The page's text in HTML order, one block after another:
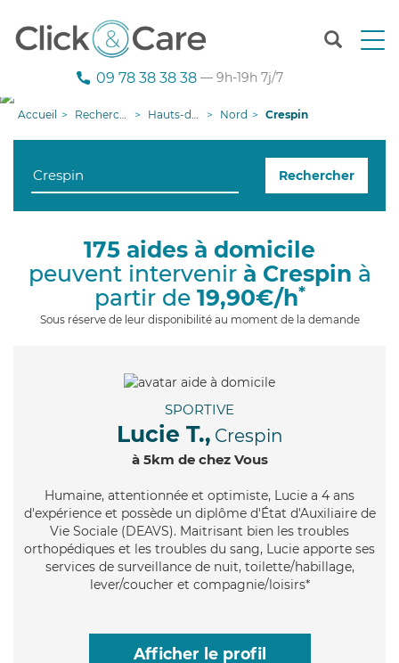
T
n
g
09 78 38 38 38 — 9h-19h 7j/7
Accueil Recherche aide à domicile Hauts-de-France Nord Crespin
Rechercher
175 aides à domicile
peuvent intervenir à Crespin à
partir de 19,90€/h*
Sous réserve de leur disponibilité au moment de la demande
SPORTIVE
Lucie T., Crespin
à 5km de chez Vous
Humaine, attentionnée et optimiste, Lucie a 4 ans
d'expérience et possède un diplôme d'État d'Auxiliaire de
Vie Sociale (DEAVS). Maitrisant bien les troubles
orthopédiques et les troubles du sang, Lucie apporte ses
services de surveillance de nuit, toilette/habillage,
lever/coucher et compagnie/loisirs*
Afficher le profil